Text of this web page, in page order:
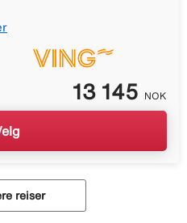
13 145 NOK
reiser